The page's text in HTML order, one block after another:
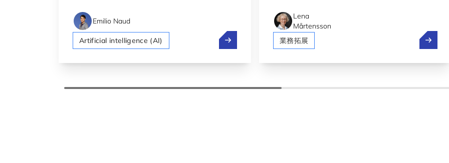
Emilio Naud
Artificial intelligence (AI) 科技外交：歐洲如何在全球人工智慧競賽中保持競爭力
Lena
Mårtensson
業務拓展
Bolt、